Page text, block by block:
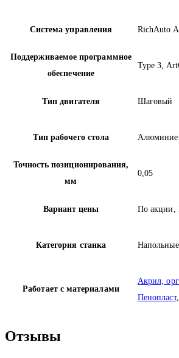
Система управления RichAuto
Поддерживаемое программное
обеспечение
Type 3,
Тип двигателя Шаговый
Тип рабочего стола
Точность позиционирования,
мм
0,05
Вариант цены По акции,
Категория станка
Работает с материалами
Акрил,
Пенопласт,
Отзывы